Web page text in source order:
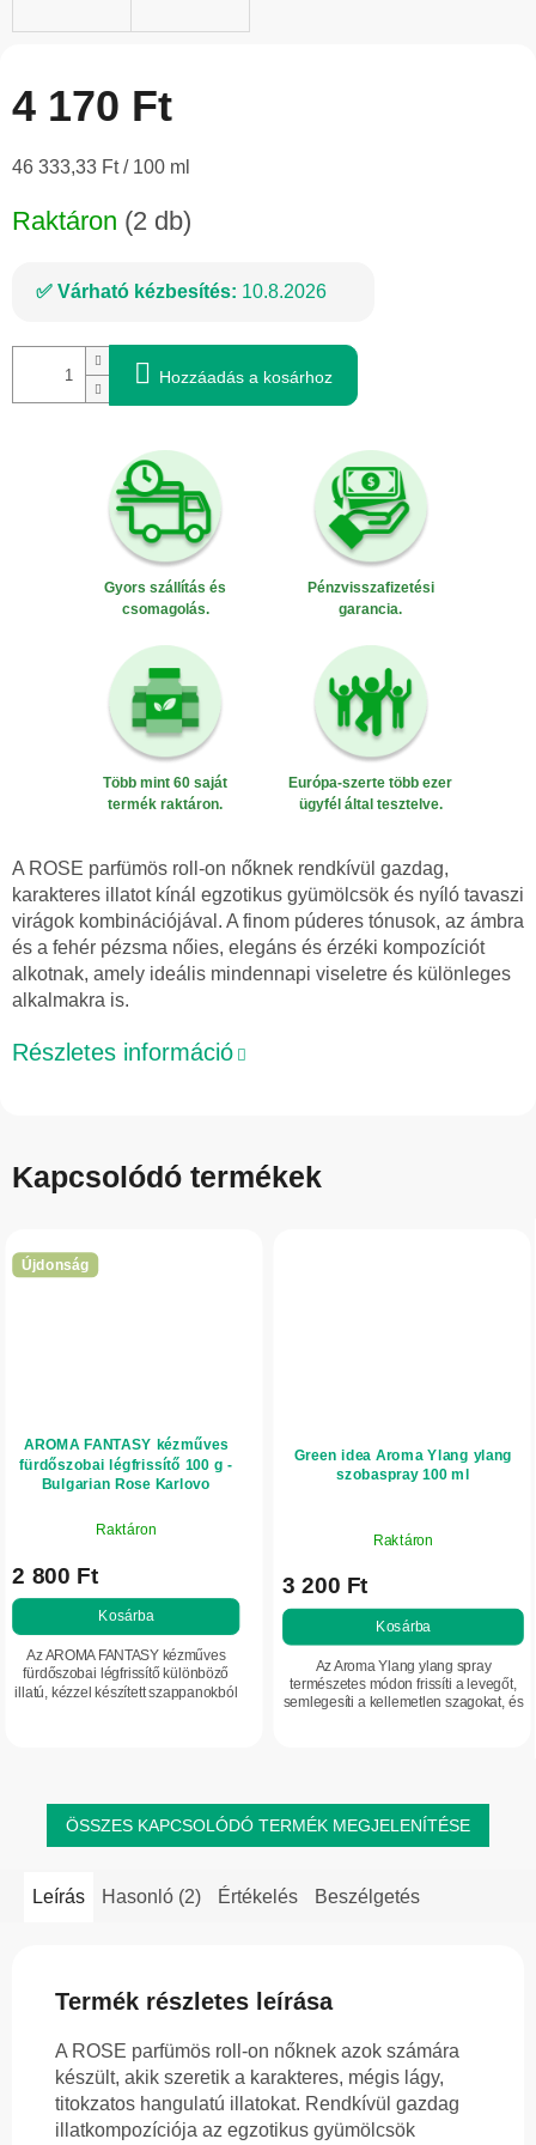
4 170 Ft
Egységár:
46 333,33 Ft / 100 ml
Raktáron (2 db)
Várható kézbesítés: 10.8.2026
Hozzáadás a kosárhoz
Gyors szállítás és
csomagolás.
Pénzvisszafizetési
garancia.
Több mint 60 saját
termék raktáron.
Európa-szerte több ezer
ügyfél által tesztelve.
A ROSE parfümös roll-on nőknek rendkívül gazdag,
karakteres illatot kínál egzotikus gyümölcsök és nyíló tavaszi
virágok kombinációjával. A finom púderes tónusok, az ámbra
és a fehér pézsma nőies, elegáns és érzéki kompozíciót
alkotnak, amely ideális mindennapi viseletre és különleges
alkalmakra is.
Részletes információ
Kapcsolódó termékek
Újdonság
AROMA FANTASY kézműves
fürdőszobai légfrissítő 100 g -
Bulgarian Rose Karlovo
Raktáron
2 800 Ft
Kosárba
Az AROMA FANTASY kézműves
fürdőszobai légfrissítő különböző
illatú, kézzel készített szappanokból
Green idea Aroma Ylang ylang
szobaspray 100 ml
Raktáron
3 200 Ft
Kosárba
Az Aroma Ylang ylang spray
természetes módon frissíti a levegőt,
semlegesíti a kellemetlen szagokat, és
ÖSSZES KAPCSOLÓDÓ TERMÉK MEGJELENÍTÉSE
Leírás Hasonló (2) Értékelés Beszélgetés
Termék részletes leírása
A ROSE parfümös roll-on nőknek azok számára
készült, akik szeretik a karakteres, mégis lágy,
titokzatos hangulatú illatokat. Rendkívül gazdag
illatkompozíciója az egzotikus gyümölcsök